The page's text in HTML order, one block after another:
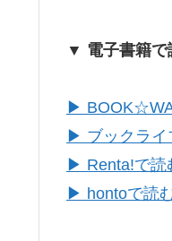
▼ 電子書籍で
▶
▶ ブックライ
▶ Renta!で読
▶ hontoで読